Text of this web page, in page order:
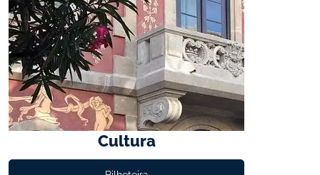
Cultura